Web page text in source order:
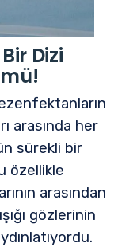
Dizi
arasında her
sürekli bir
özellikle
arasından
gözlerinin